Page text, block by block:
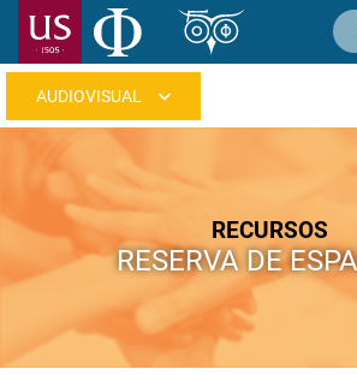
Pasar
Navegación
principal
RECURSOS
RESERVA DE